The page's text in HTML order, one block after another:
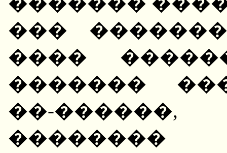
���
����
�������
��-
��������